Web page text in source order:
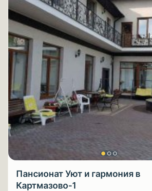
Пансионат Уют и гармония в
Картмазово-1